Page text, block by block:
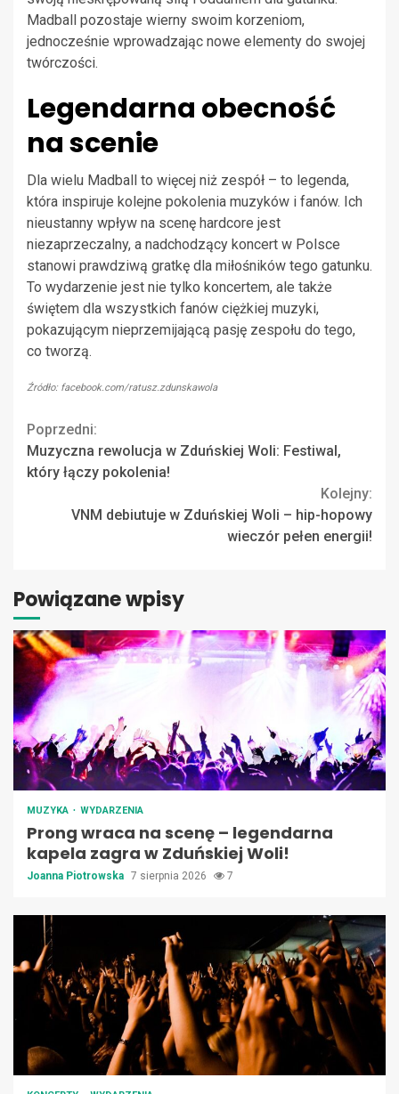
Madball pozostaje wierny swoim korzeniom,
jednocześnie wprowadzając nowe elementy do swojej
twórczości.
Legendarna obecność
na scenie
Dla wielu Madball to więcej niż zespół – to legenda,
która inspiruje kolejne pokolenia muzyków i fanów. Ich
nieustanny wpływ na scenę hardcore jest
niezaprzeczalny, a nadchodzący koncert w Polsce
stanowi prawdziwą gratkę dla miłośników tego gatunku.
To wydarzenie jest nie tylko koncertem, ale także
świętem dla wszystkich fanów ciężkiej muzyki,
pokazującym nieprzemijającą pasję zespołu do tego,
co tworzą.
Źródło: facebook.com/ratusz.zdunskawola
Continue
Reading
Poprzedni:
Muzyczna rewolucja w Zduńskiej Woli: Festiwal,
który łączy pokolenia!
Kolejny:
VNM debiutuje w Zduńskiej Woli – hip-hopowy
wieczór pełen energii!
Powiązane wpisy
MUZYKA WYDARZENIA
Prong wraca na scenę – legendarna
kapela zagra w Zduńskiej Woli!
Joanna Piotrowska 7 sierpnia 2026 7